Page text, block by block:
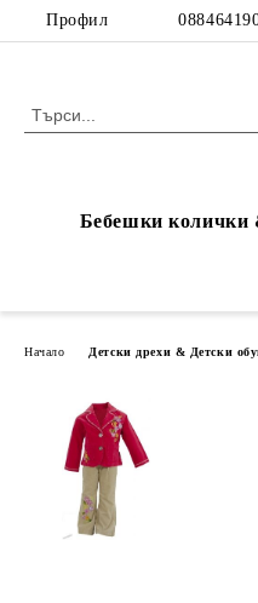
Профил
Бебешки колички
Начало Детски дрехи & Детски